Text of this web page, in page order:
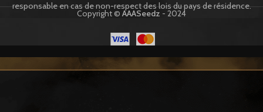
responsable en cas de non-respect des lois du pays de résidence.
Copyright © AAASeedz - 2024